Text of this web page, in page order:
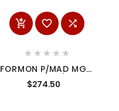
  
    
FORMON P/MAD MGO
BIMAT 1-1/4"
$274.50